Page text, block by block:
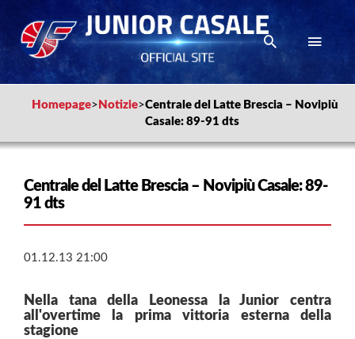
Homepage> Notizie>Centrale del Latte Brescia – Novipiù
Casale: 89-91 dts
Centrale del Latte Brescia – Novipiù Casale: 89-
91 dts
01.12.13 21:00
Nella tana della Leonessa la Junior centra
all'overtime la prima vittoria esterna della
stagione